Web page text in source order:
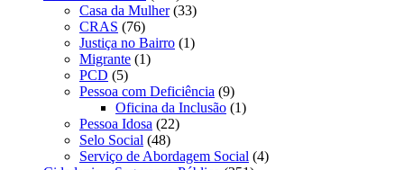
Casa da Mulher(33)
CRAS (76)
Justiça no Bairro (1)
Migrante (1)
PCD (5)
Pessoa com Deficiência (9)
Oficina da Inclusão (1)
Pessoa Idosa (22)
Selo Social (48)
Serviço de Abordagem Social (4)